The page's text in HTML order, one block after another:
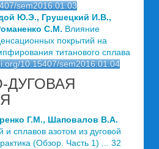
sem2016.01.03
Ю.Э., Грушецкий И.В.,
С.М. Влияние
покрытий на
титанового сплава
10.15407/sem2016.01.04
ДУГОВАЯ
Г.М., Шаповалов В.А.
и сплавов азотом из дуговой
(Обзор. Часть 1) ... 32